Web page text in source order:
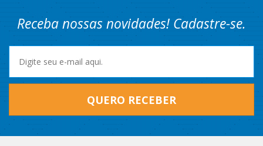
Receba nossas novidades! Cadastre-se.
QUERO RECEBER